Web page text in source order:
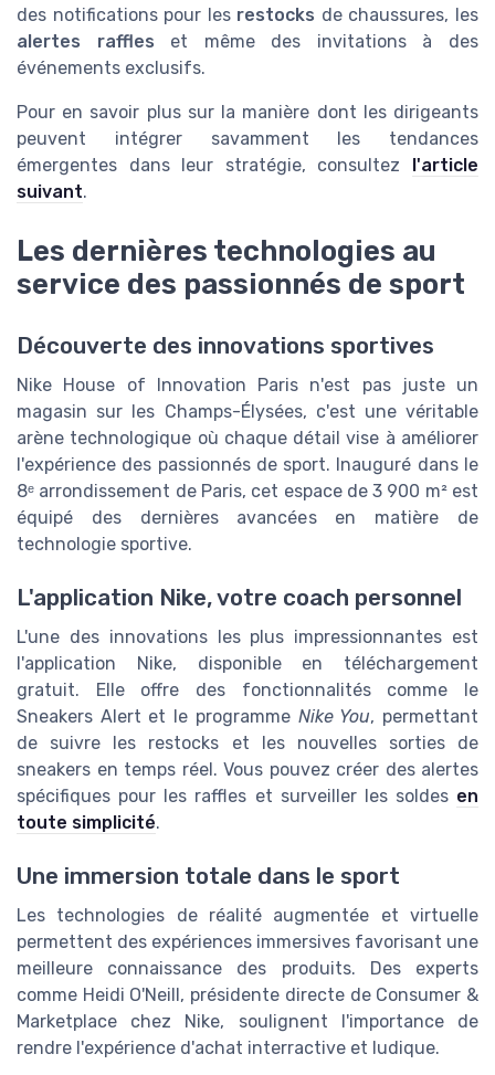
des notifications pour les restocks de chaussures, les
alertes raffles et même des invitations à des
événements exclusifs.
Pour en savoir plus sur la manière dont les dirigeants
peuvent intégrer savamment les tendances
émergentes dans leur stratégie, consultez l'article
suivant.
Les dernières technologies au
service des passionnés de sport
Découverte des innovations sportives
Nike House of Innovation Paris n'est pas juste un
magasin sur les Champs-Élysées, c'est une véritable
arène technologique où chaque détail vise à améliorer
l'expérience des passionnés de sport. Inauguré dans le
8ᵉ arrondissement de Paris, cet espace de 3 900 m² est
équipé des dernières avancées en matière de
technologie sportive.
L'application Nike, votre coach personnel
L'une des innovations les plus impressionnantes est
l'application Nike, disponible en téléchargement
gratuit. Elle offre des fonctionnalités comme le
Sneakers Alert et le programme Nike You, permettant
de suivre les restocks et les nouvelles sorties de
sneakers en temps réel. Vous pouvez créer des alertes
spécifiques pour les raffles et surveiller les soldes en
toute simplicité.
Une immersion totale dans le sport
Les technologies de réalité augmentée et virtuelle
permettent des expériences immersives favorisant une
meilleure connaissance des produits. Des experts
comme Heidi O'Neill, présidente directe de Consumer &
Marketplace chez Nike, soulignent l'importance de
rendre l'expérience d'achat interractive et ludique.